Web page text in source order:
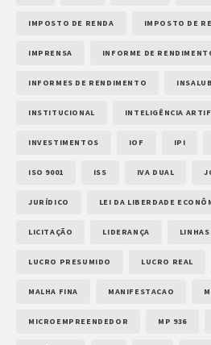
IMPOSTO DE RENDA IMPOSTO DE
IMPRENSA INFORME DE
INFORMES DE RENDIMENTO
INSTITUCIONAL INTELIGÊNCIA
INVESTIMENTOS IOF IPI
ISO 9001 ISS IVA DUAL
JURÍDICO LEI DA LIBERDADE
LICITAÇÃO LIDERANÇA
LUCRO PRESUMIDO LUCRO REAL
MALHA FINA MANIFESTACAO
MICROEMPREENDEDOR MP 936